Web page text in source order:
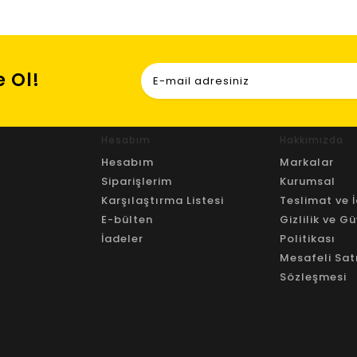
Ol!
Hesabım
Hesabım
Siparişlerim
Karşılaştırma Listesi
E-bülten
İadeler
Hakkımızda
Markalar
Kurumsal
Teslimat ve
Gizlilik ve
Politikası
Mesafeli
Sözleşmesi